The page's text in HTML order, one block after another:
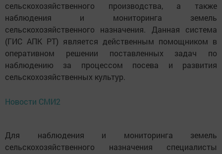
сельскохозяйственного производства, а также
наблюдения и мониторинга земель
сельскохозяйственного назначения. Данная система
(ГИС АПК РТ) является действенным помощником в
оперативном решении поставленных задач по
наблюдению за процессом посева и развития
сельскохозяйственных культур.
Новости СМИ2
Для наблюдения и мониторинга земель
сельскохозяйственного назначения специалисты